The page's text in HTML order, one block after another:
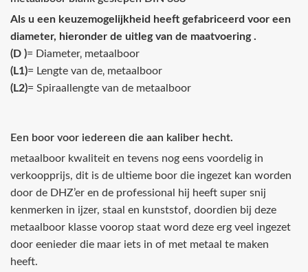
Als u een keuzemogelijkheid heeft gefabriceerd voor een
diameter, hieronder de uitleg van de maatvoering .
(D )= Diameter‚ metaalboor
(L1)= Lengte van de‚ metaalboor
(L2)= Spiraallengte van de metaalboor
Een boor voor iedereen die aan kaliber hecht.
metaalboor kwaliteit en tevens nog eens voordelig in
verkoopprijs, dit is de ultieme boor die ingezet kan worden
door de DHZ’er en de professional hij heeft super snij
kenmerken in ijzer, staal en kunststof, doordien bij deze
metaalboor klasse voorop staat word deze erg veel ingezet
door eenieder die maar iets in of met metaal te maken
heeft.